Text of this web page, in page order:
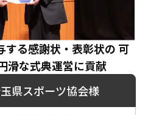
る感謝状・表彰状の 可
滑な式典運営に貢献
県スポーツ協会様